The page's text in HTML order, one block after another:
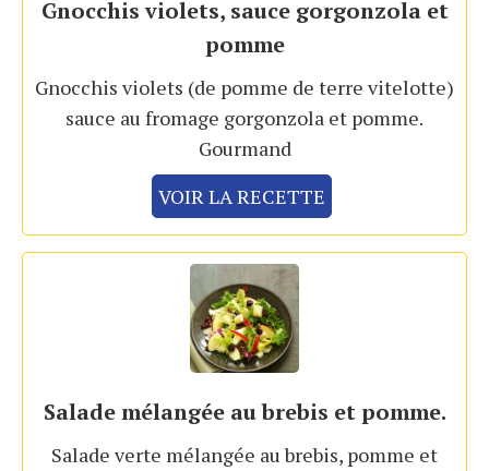
Gnocchis violets, sauce gorgonzola et
pomme
Gnocchis violets (de pomme de terre vitelotte)
sauce au fromage gorgonzola et pomme.
Gourmand
VOIR LA RECETTE
Salade mélangée au brebis et pomme.
Salade verte mélangée au brebis, pomme et